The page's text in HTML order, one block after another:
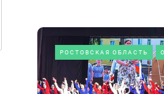
РОСТОВСКАЯ ОБЛАСТЬ